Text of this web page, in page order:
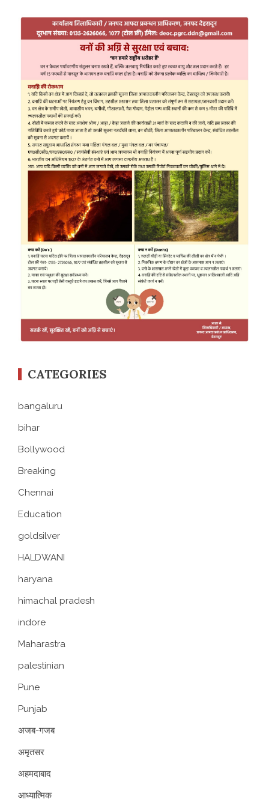
CATEGORIES
bangaluru
bihar
Bollywood
Breaking
Chennai
Education
goldsilver
HALDWANI
haryana
himachal pradesh
indore
Maharastra
palestinian
Pune
Punjab
अजब-गजब
अमृतसर
अहमदाबाद
आध्यात्मिक